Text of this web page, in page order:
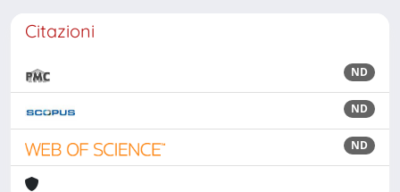
Citazioni
ND
ND
ND